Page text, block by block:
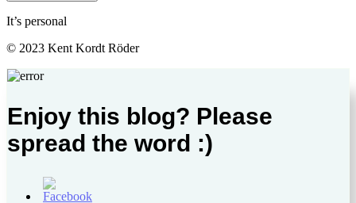
It’s personal
© 2023 Kent Kordt Röder
Enjoy this blog? Please
spread the word :)